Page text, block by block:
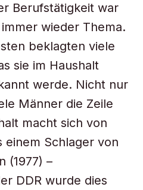
Berufstätigkeit war
wieder Thema.
beklagten viele
sie im Haushalt
werde. Nicht nur
Männer die Zeile
macht sich von
einem Schlager von
(1977) –
DDR wurde dies